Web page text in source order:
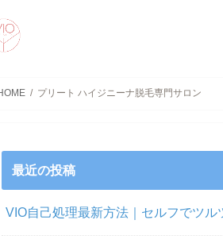
プリート ハイジニーナ脱毛専門サロン
最近の投稿
VIO自己処理最新方法｜セルフでツ